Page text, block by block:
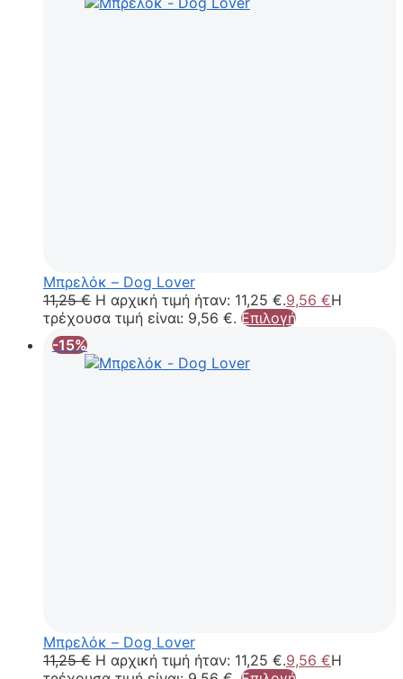
Μπρελόκ – Dog Lover
11,25€ Η αρχική τιμή ήταν: 11,25 €.9,56 €Η
τρέχουσα τιμή είναι: 9,56 €. Επιλογή
-15%
Μπρελόκ – Dog Lover
11,25€ Η αρχική τιμή ήταν: 11,25 €.9,56 €Η